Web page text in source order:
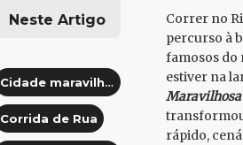
Neste Artigo
Cidade maravilhosa
Corrida de Rua
Correr no
percurso à
famosos do
estiver na
Maravilhosa
transformou
rápido,